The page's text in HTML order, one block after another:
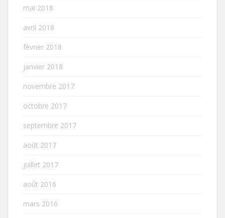
mai 2018
avril 2018
février 2018
janvier 2018
novembre 2017
octobre 2017
septembre 2017
août 2017
juillet 2017
août 2016
mars 2016